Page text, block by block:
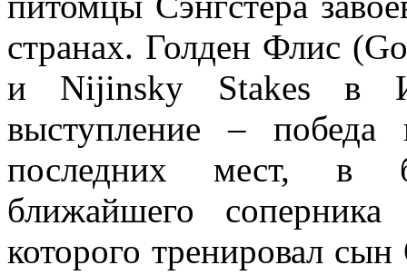
странах. Голден Флис
и Nijinsky Stakes в
выступление –
последних мест, в
ближайшего
которого тренировал